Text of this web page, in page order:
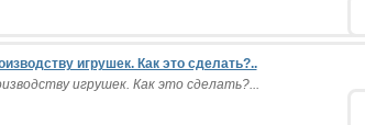
игрушек. Как это сделать?..
игрушек. Как это сделать?...